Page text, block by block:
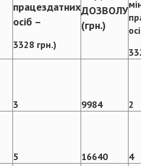
працездатних
осіб –
3328 грн.)
ДОЗВОЛУ
(грн.)
3 9984 2
5 16640 4